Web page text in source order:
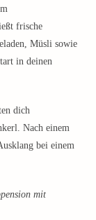
frische
Müsli sowie
in deinen
dich
Nach einem
bei einem
mit